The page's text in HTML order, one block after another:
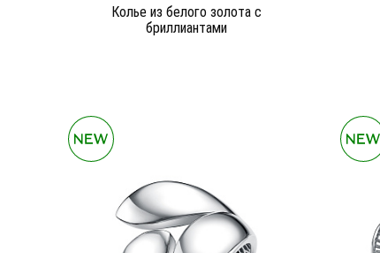
Колье из белого золота c
бриллиантами